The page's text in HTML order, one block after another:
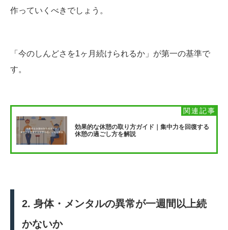
作っていくべきでしょう。
「今のしんどさを1ヶ月続けられるか」が第一の基準で
す。
効果的な休憩の取り方ガイド｜集中力を回復する
休憩の過ごし方を解説
2. 身体・メンタルの異常が一週間以上続
かないか